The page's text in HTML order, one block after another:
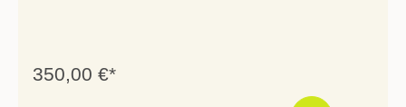
350,00 €*